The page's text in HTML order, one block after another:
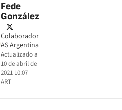
Fede
González
twitter
Colaborador
AS Argentina
Actualizado a
10 de abril de
2021 10:07
ART